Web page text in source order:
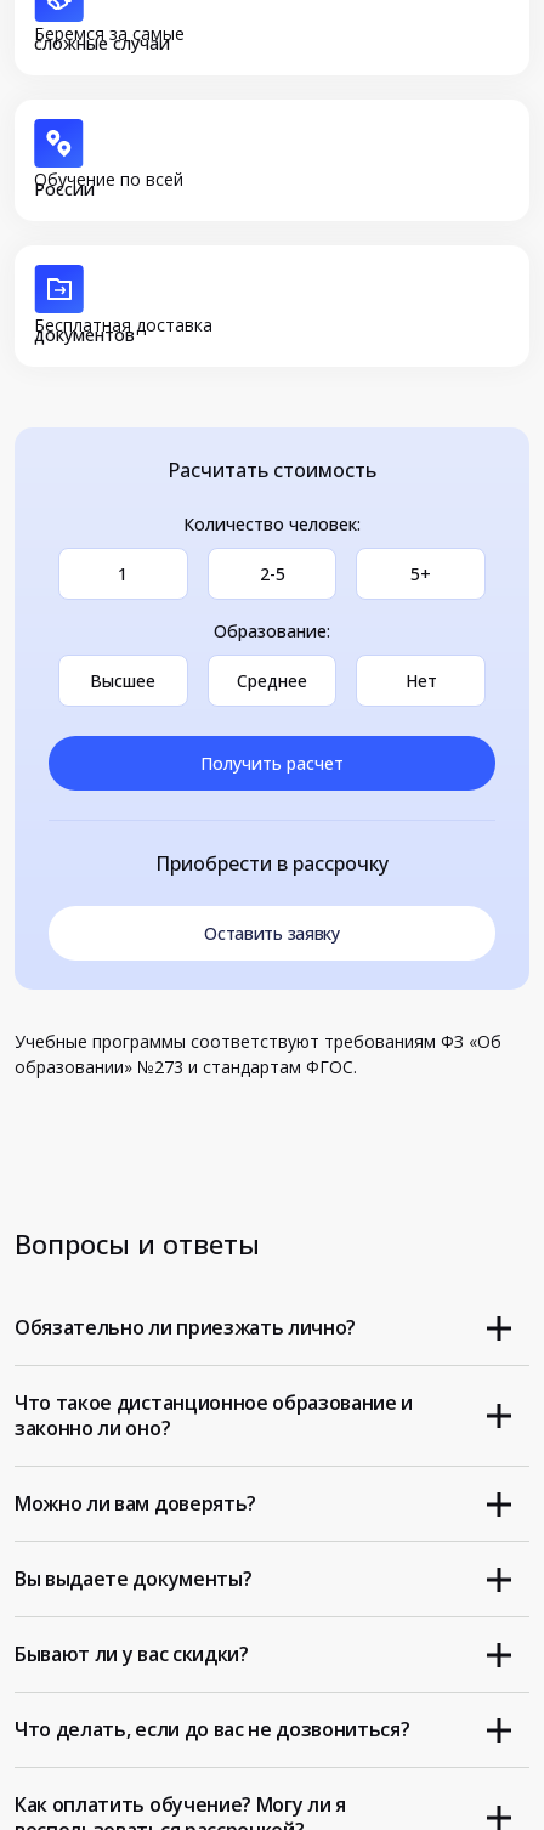
Беремся за самые
сложные случаи
Обучение по всей
России
Бесплатная доставка
документов
Расчитать стоимость
Количество человек:
1 2-5 5+
Образование:
Высшее Среднее Нет
Получить расчет
Приобрести в рассрочку
Оставить заявку
Учебные программы соответствуют требованиям ФЗ «Об
образовании» №273 и стандартам ФГОС.
Вопросы и ответы
Обязательно ли приезжать лично?
Что такое дистанционное образование и
законно ли оно?
Можно ли вам доверять?
Вы выдаете документы?
Бывают ли у вас скидки?
Что делать, если до вас не дозвониться?
Как оплатить обучение? Могу ли я